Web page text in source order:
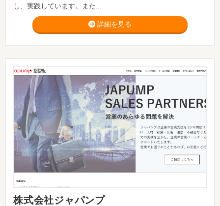
し、実践しています。また...
詳細を見る
株式会社ジャパンプ